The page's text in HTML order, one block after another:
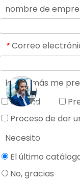
nombre de
* Correo
lo que más me
Calidad
Proceso de dar
Necesito
El último
No, gracias